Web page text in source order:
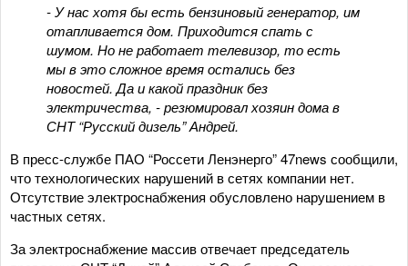
- У нас хотя бы есть бензиновый генератор, им
отапливается дом. Приходится спать с
шумом. Но не работает телевизор, то есть
мы в это сложное время остались без
новостей. Да и какой праздник без
электричества, - резюмировал хозяин дома в
СНТ “Русский дизель” Андрей.
В пресс-службе ПАО “Россети Ленэнерго” 47news сообщили,
что технологических нарушений в сетях компании нет.
Отсутствие электроснабжения обусловлено нарушением в
частных сетях.
За электроснабжение массив отвечает председатель